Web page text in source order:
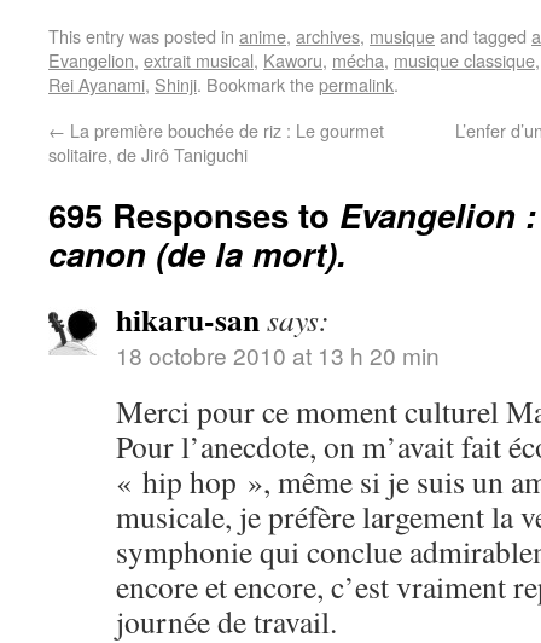
This entry was posted in anime, archives, musiqueand tagged
Evangelion, extrait musical, Kaworu, mécha, musique classique
Rei Ayanami, Shinji. Bookmark thepermalink.
← La première bouchée de riz : Le gourmet
solitaire, de Jirô Taniguchi
L’enfer
695 Responses to Evangelion
canon (de la mort).
hikaru-sansays:
18 octobre 2010 at 13 h 20 min
Merci pour ce moment culturel
Pour l’anecdote, on m’avait fait
« hip hop », même si je suis un
musicale, je préfère largement la
symphonie qui conclue
encore et encore, c’est vraiment
journée de travail.